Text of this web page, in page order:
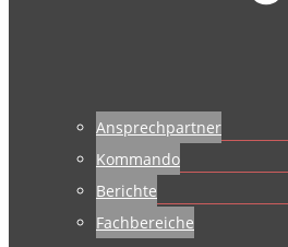
Ansprechpartner
Kommando
Berichte
Fachbereiche